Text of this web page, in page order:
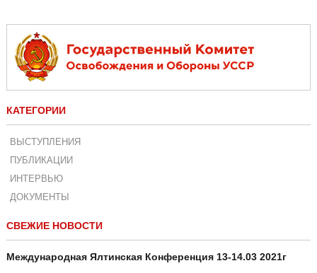
КАТЕГОРИИ
ВЫСТУПЛЕНИЯ
ПУБЛИКАЦИИ
ИНТЕРВЬЮ
ДОКУМЕНТЫ
СВЕЖИЕ НОВОСТИ
Международная Ялтинская Конференция 13-14.03 2021г